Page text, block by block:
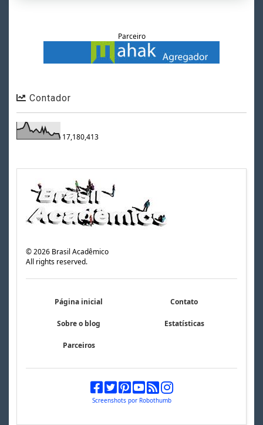
Parceiro
Contador
17,180,413
©2026 Brasil Acadêmico
All rights reserved.
Página inicial Contato
Sobre o blog Estatísticas
Parceiros
Screenshots por Robothumb